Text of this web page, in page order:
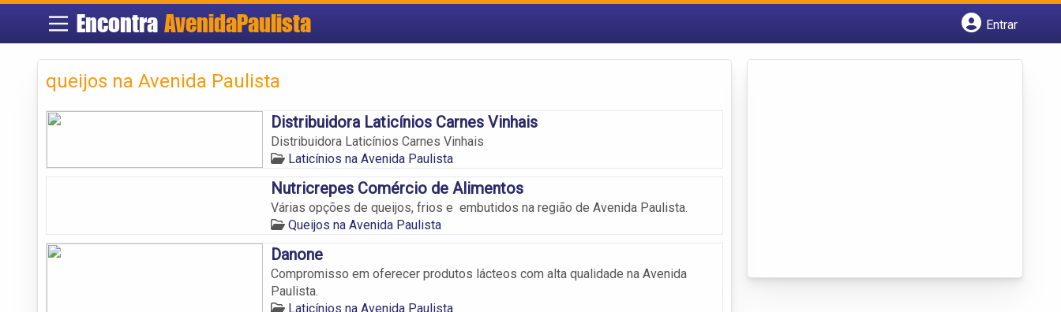
EncontraAvenidaPaulista
Entrar
queijos na Avenida Paulista
Distribuidora Laticínios Carnes Vinhais
Distribuidora Laticínios Carnes Vinhais
Laticínios na Avenida Paulista
Nutricrepes Comércio de Alimentos
Várias opções de queijos, frios e embutidos na região de Avenida Paulista.
Queijos na Avenida Paulista
Danone
Compromisso em oferecer produtos lácteos com alta qualidade na Avenida
Paulista.
Laticínios na Avenida Paulista